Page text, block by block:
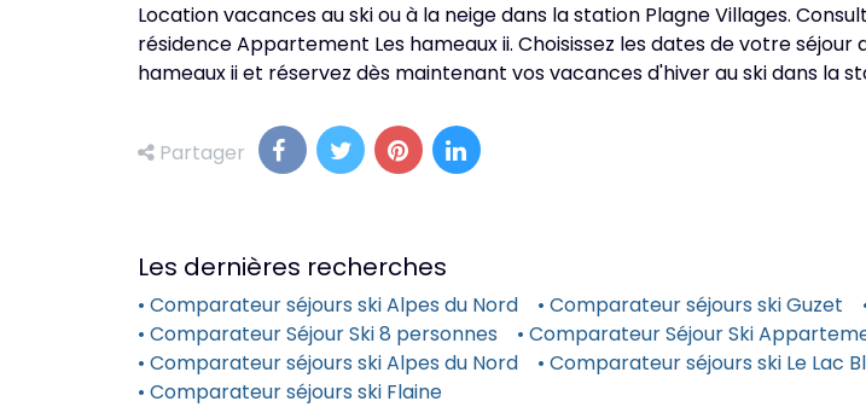
Location vacances au ski ou à la neige dans la station Plagne Villages.
résidence Appartement Les hameaux ii. Choisissez les dates de votre
hameaux ii et réservez dès maintenant vos vacances d'hiver au ski dans la
Partager
Les dernières recherches
• Comparateur séjours ski Alpes du Nord • Comparateur séjours ski Guzet
• Comparateur Séjour Ski 8 personnes
• Comparateur Séjour Ski
• Comparateur séjours ski Alpes du Nord
• Comparateur séjours ski Le Lac
• Comparateur séjours ski Flaine